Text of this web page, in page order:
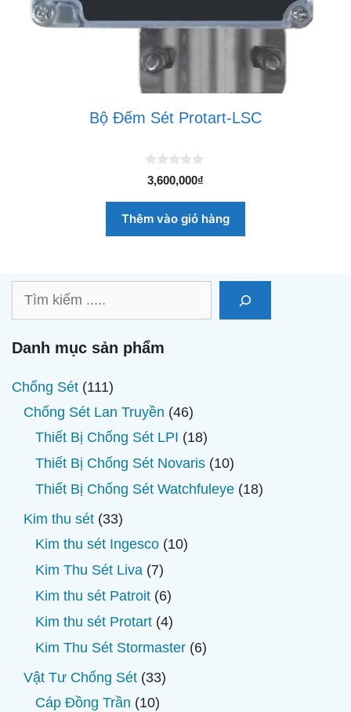
Bộ Đếm Sét Protart-LSC
0
n
à
3,600,000₫
Thêm vào giỏ hàng
Tìm
Danh mục sản phẩm
Chống Sét 111111
sản
phẩm
Chống Sét Lan Truyền 4646
sản
phẩm
Thiết Bị Chống Sét LPI 1818
sản
phẩm
Thiết Bị Chống Sét Novaris 1010
sản
Thiết Bị Chống Sét Watchfuleye 1818
Kim thu sét 3333
sản
phẩm
Kim thu sét Ingesco 1010
Kim Thu Sét Liva 77
sản
phẩm
Kim thu sét Patroit 66
sản
phẩm
Kim thu sét Protart 44
sản
Kim Thu Sét Stormaster 66
Vật Tư Chống Sét 3333
Cáp Đồng Trần 1010